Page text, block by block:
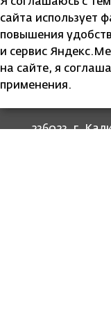
236023, г.
сайта использует
повышения
и сервис
на сайте, я
применения.